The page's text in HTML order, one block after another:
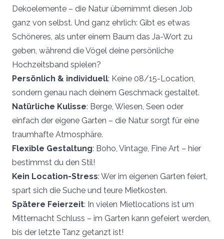
Dekoelemente – die Natur übernimmt diesen Job
ganz von selbst. Und ganz ehrlich: Gibt es etwas
Schöneres, als unter einem Baum das Ja-Wort zu
geben, während die Vögel deine persönliche
Hochzeitsband spielen?
Persönlich & individuell: Keine 08/15-Location,
sondern genau nach deinem Geschmack gestaltet.
Natürliche Kulisse: Berge, Wiesen, Seen oder
einfach der eigene Garten – die Natur sorgt für eine
traumhafte Atmosphäre.
Flexible Gestaltung: Boho, Vintage, Fine Art – hier
bestimmst du den Stil!
Kein Location-Stress: Wer im eigenen Garten feiert,
spart sich die Suche und teure Mietkosten.
Spätere Feierzeit: In vielen Mietlocations ist um
Mitternacht Schluss – im Garten kann gefeiert werden,
bis der letzte Tanz getanzt ist!